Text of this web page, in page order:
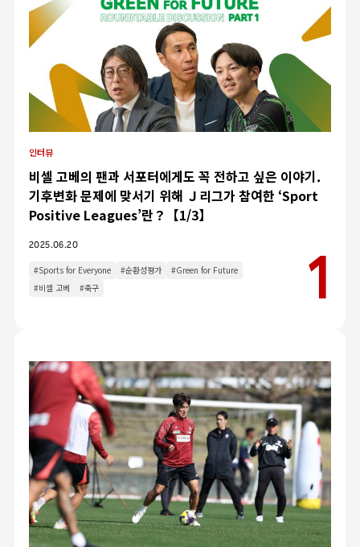
인터뷰
비셀 고베의 팬과 서포터에게도 꼭 전하고 싶은 이야기.
기후변화 문제에 맞서기 위해 Ｊ리그가 참여한 ‘Sport
Positive Leagues’란？【1/3】
2025.06.20
#Sports for Everyone #순환성평가
#Green for Future
#비셀 고베
#축구